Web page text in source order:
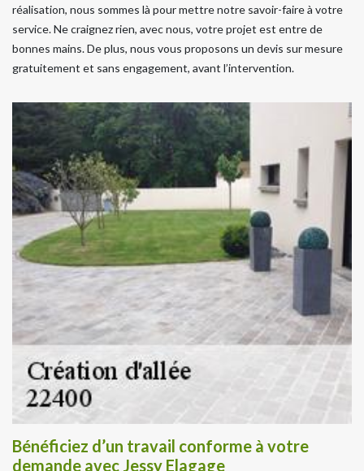
réalisation, nous sommes là pour mettre notre savoir-faire à votre
service. Ne craignez rien, avec nous, votre projet est entre de
bonnes mains. De plus, nous vous proposons un devis sur mesure
gratuitement et sans engagement, avant l’intervention.
Bénéficiez d’un travail conforme à votre
demande avec Jessy Elagage